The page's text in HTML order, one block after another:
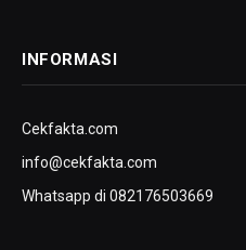
INFORMASI
Cekfakta.com
info@cekfakta.com
Whatsapp di 082176503669